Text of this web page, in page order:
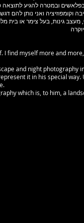
ובמטרה להגיע
על פרספקטיבה וקומפוזיציה
גינות, בעל צימר או
find myself more and
and night photography
it in his special
which is, to him, a